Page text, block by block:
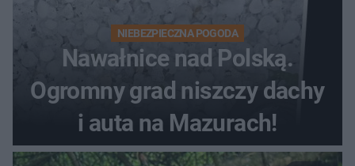
NIEBEZPIECZNA POGODA
Nawałnice nad Polską.
Ogromny grad niszczy dachy
i auta na Mazurach!